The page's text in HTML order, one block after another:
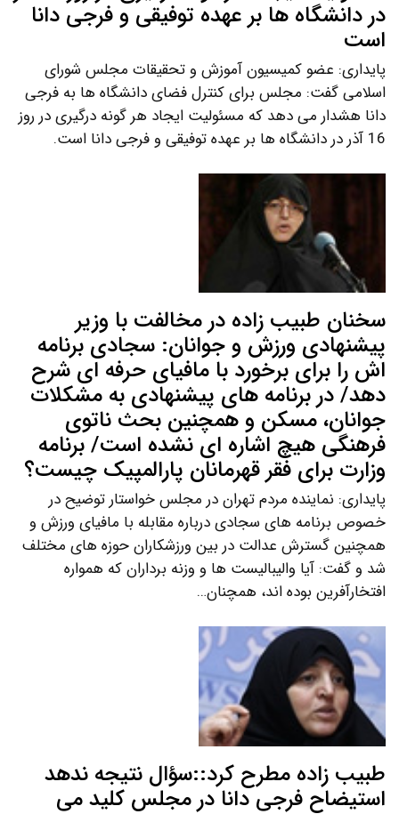
در دانشگاه ها بر عهده توفیقی و فرجی دانا
است
پایداری: عضو کمیسیون آموزش و تحقیقات مجلس شورای
اسلامی گفت: مجلس برای کنترل فضای دانشگاه ها به فرجی
دانا هشدار می دهد که مسئولیت ایجاد هر گونه درگیری در روز
16 آذر در دانشگاه ها بر عهده توفیقی و فرجی دانا است.
سخنان طبیب زاده در مخالفت با وزیر
پیشنهادی ورزش و جوانان: سجادی برنامه
اش را برای برخورد با مافیای حرفه ای شرح
دهد/ در برنامه های پیشنهادی به مشکلات
جوانان، مسکن و همچنین بحث ناتوی
فرهنگی هیچ اشاره ای نشده است/ برنامه
وزارت برای فقر قهرمانان پارالمپیک چیست؟
پایداری: نماینده مردم تهران در مجلس خواستار توضیح در
خصوص برنامه های سجادی درباره مقابله با مافیای ورزش و
همچنین گسترش عدالت در بین ورزشکاران حوزه های مختلف
شد و گفت: آیا والیبالیست ها و وزنه برداران که همواره
افتخارآفرین بوده اند، همچنان…
طبیب زاده مطرح کرد::سؤال نتیجه ندهد
استیضاح فرجی دانا در مجلس کلید می